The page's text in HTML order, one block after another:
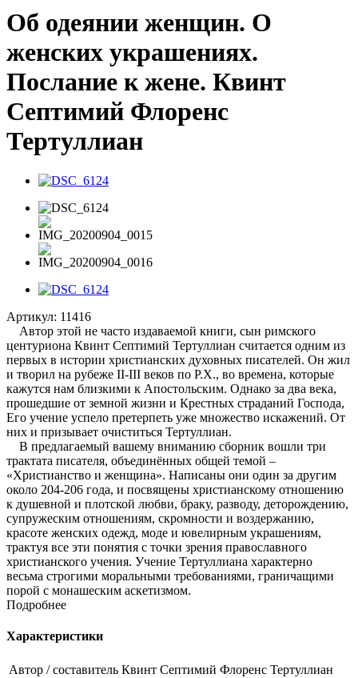
Об одеянии женщин. О
женских украшениях.
Послание к жене. Квинт
Септимий Флоренс
Тертуллиан
Артикул: 11416
Автор этой не часто издаваемой книги, сын римского
центуриона Квинт Септимий Тертуллиан считается одним из
первых в истории христианских духовных писателей. Он жил
и творил на рубеже II-III веков по Р.Х., во времена, которые
кажутся нам близкими к Апостольским. Однако за два века,
прошедшие от земной жизни и Крестных страданий Господа,
Его учение успело претерпеть уже множество искажений. От
них и призывает очиститься Тертуллиан.
В предлагаемый вашему вниманию сборник вошли три
трактата писателя, объединённых общей темой –
«Христианство и женщина». Написаны они один за другим
около 204-206 года, и посвящены христианскому отношению
к душевной и плотской любви, браку, разводу, деторождению,
супружеским отношениям, скромности и воздержанию,
красоте женских одежд, моде и ювелирным украшениям,
трактуя все эти понятия с точки зрения православного
христианского учения. Учение Тертуллиана характерно
весьма строгими моральными требованиями, граничащими
порой с монашеским аскетизмом.
Подробнее
Характеристики
Автор / составитель Квинт Септимий Флоренс Тертуллиан